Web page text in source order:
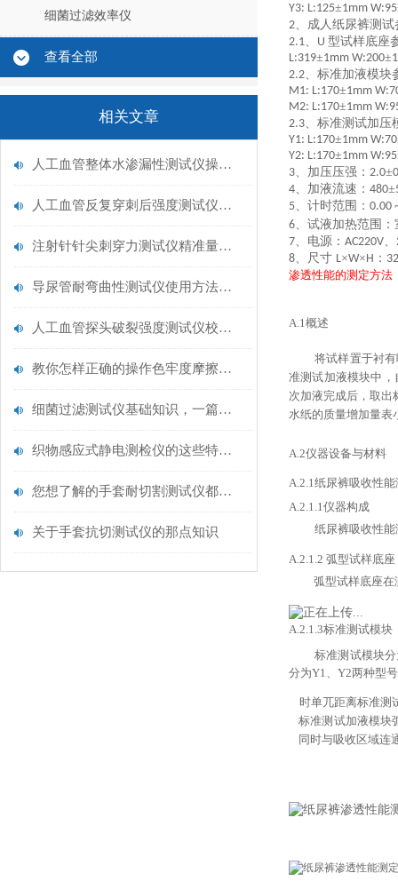
细菌过滤效率仪
查看全部
相关文章
人工血管整体水渗漏性测试仪操作中最容易出错的步骤
人工血管反复穿刺后强度测试仪是什么？透析患者的“生命管“质量靠它把关！
注射针针尖刺穿力测试仪精准量化针尖锋利度，构筑临床安全防线
导尿管耐弯曲性测试仪使用方法与操作规范
人工血管探头破裂强度测试仪校准规范：精准赋能医疗安全的技术基准
教你怎样正确的操作色牢度摩擦测试机
细菌过滤测试仪基础知识，一篇搞定
织物感应式静电测检仪的这些特点很少有人都知道
您想了解的手套耐切割测试仪都在这里了
关于手套抗切测试仪的那点知识
Y3: L:125±1mm W:95
2、成人纸尿裤测试
2.1、 U 型试样底座
L:319±1mm W:200±
2.2、标准加液模块
M1: L:170±1mm
M2: L:170±1mm
2.3、标准测试加压
Y1: L:170±1mm W:70
Y2: L:170±1mm W:95
3、加压压强： 2.0±
4、加液流速： 480±
5、计时范围： 0.00
6、试液加热范围：
7、电源： AC220V、
8、尺寸 L×W×H ：
渗透性能的测定方法
A.1概述
将试样置于衬
准测试加液模块中
次加液完成后，取出
水纸的质量增加量表
A.2仪器设备与材料
A.2.1纸尿裤吸收性能
A.2.1.1仪器构成
纸尿裤吸收性
A.2.1.2 弧型试样底座
弧型试样底座
A.2.1.3标准测试模块
标准测试模块
分为Y1、 Y2两种型
时单兀距离标准测
标准测试加液模块
同时与吸收区域连